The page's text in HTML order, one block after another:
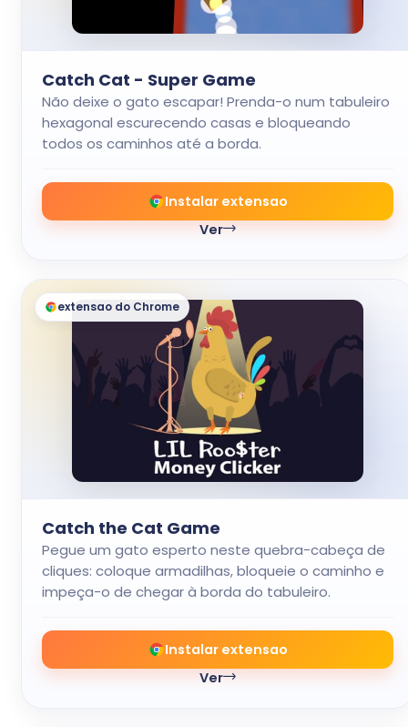
Catch Cat - Super Game
Não deixe o gato escapar! Prenda-o num tabuleiro
hexagonal escurecendo casas e bloqueando
todos os caminhos até a borda.
Instalar extensao
Ver
extensao do Chrome
Catch the Cat Game
Pegue um gato esperto neste quebra-cabeça de
cliques: coloque armadilhas, bloqueie o caminho e
impeça-o de chegar à borda do tabuleiro.
Instalar extensao
Ver